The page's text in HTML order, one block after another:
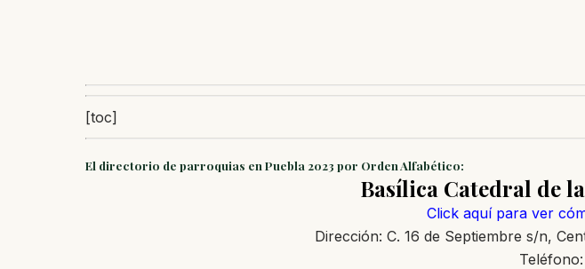
[toc]
El directorio de parroquias en Puebla 2023 por Orden Alfabético:
Basílica Catedral de
Click aquí para ver
Dirección: C. 16 de Septiembre s/n,